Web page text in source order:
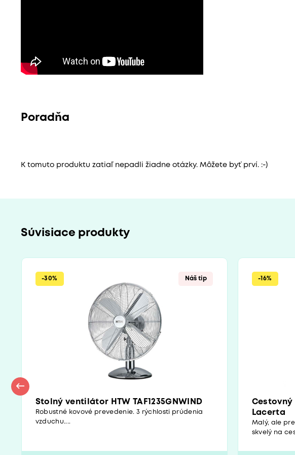
Poradňa
K tomuto produktu zatiaľ nepadli žiadne otázky. Môžete byť prví. :-)
Súvisiace produkty
-30% Náš tip
Stolný ventilátor HTW TAF1235GNWIND
Robustné kovové prevedenie. 3 rýchlosti prúdenia
vzduchu....
-16%
Lacerta
Malý, ale
skvelý na